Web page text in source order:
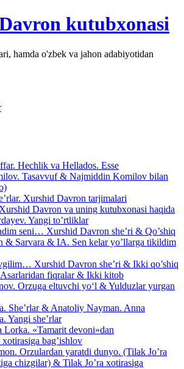
hamda o'zbek va jahon adabiyotidan
Hechlik va Hellados. Esse
Tasavvuf & Najmiddin Komilov bilan
Xurshid Davron tarjimalari
Davron va uning kutubxonasi haqida
Yangi to’rtliklar
seni… Xurshid Davron she’ri & Qo’shiq
& Sarvara & IA. Sen kelar yo’llarga tikildim
Xurshid Davron she’ri & Ikki qo’shiq
Asarlaridan fiqralar & Ikki kitob
Orzuga eltuvchi yo‘l & Yulduzlar yurgan
She’rlar & Anatoliy Nayman. Anna
Yangi she’rlar
Lorka. «Tamarit devoni»dan
bag’ishlov
Orzulardan yaratdi dunyo. (Tilak Jo’ra
chizgilar) & Tilak Jo’ra xotirasiga